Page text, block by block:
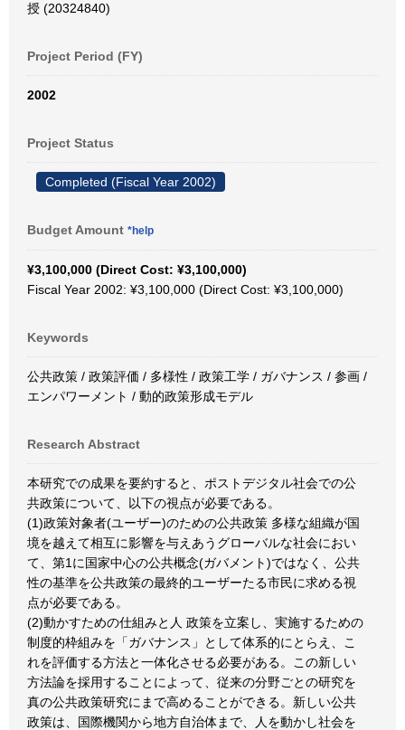
授 (20324840)
Project Period (FY)
2002
Project Status
Completed (Fiscal Year 2002)
Budget Amount *help
¥3,100,000 (Direct Cost: ¥3,100,000)
Fiscal Year 2002: ¥3,100,000 (Direct Cost: ¥3,100,000)
Keywords
公共政策 / 政策評価 / 多様性 / 政策工学 / ガバナンス / 参画 /
エンパワーメント / 動的政策形成モデル
Research Abstract
本研究での成果を要約すると、ポストデジタル社会での公
共政策について、以下の視点が必要である。
(1)政策対象者(ユーザー)のための公共政策 多様な組織が国
境を越えて相互に影響を与えあうグローバルな社会におい
て、第1に国家中心の公共概念(ガバメント)ではなく、公共
性の基準を公共政策の最終的ユーザーたる市民に求める視
点が必要である。
(2)動かすための仕組みと人 政策を立案し、実施するための
制度的枠組みを「ガバナンス」として体系的にとらえ、こ
れを評価する方法と一体化させる必要がある。この新しい
方法論を採用することによって、従来の分野ごとの研究を
真の公共政策研究にまで高めることができる。新しい公共
政策は、国際機関から地方自治体まで、人を動かし社会を